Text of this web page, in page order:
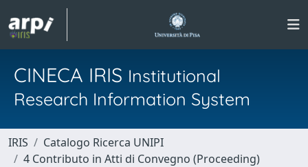
CINECA IRIS Institutional
Research Information System
IRIS
Catalogo Ricerca UNIPI
4 Contributo in Atti di Convegno (Proceeding)